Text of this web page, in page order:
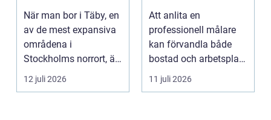
norrort
När man bor i Täby, en
av de mest expansiva
områdena i
Stockholms norrort, är
b...
12 juli 2026
hem och företag
Att anlita en
professionell målare
kan förvandla både
bostad och arbetsplats
på kort tid. Färger, yt...
11 juli 2026